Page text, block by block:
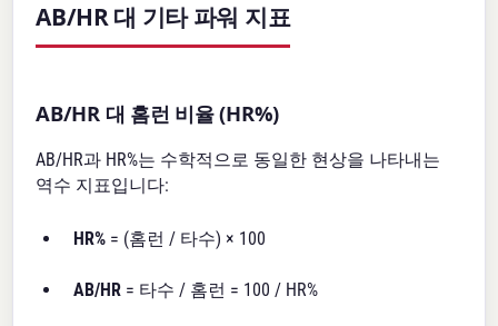
AB/HR 대 기타 파워 지표
AB/HR 대 홈런 비율 (HR%)
AB/HR과 HR%는 수학적으로 동일한 현상을 나타내는
역수 지표입니다:
HR% = (홈런 / 타수) × 100
AB/HR = 타수 / 홈런 = 100 / HR%